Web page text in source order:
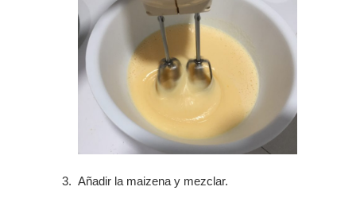
Añadir la maizena y mezclar.